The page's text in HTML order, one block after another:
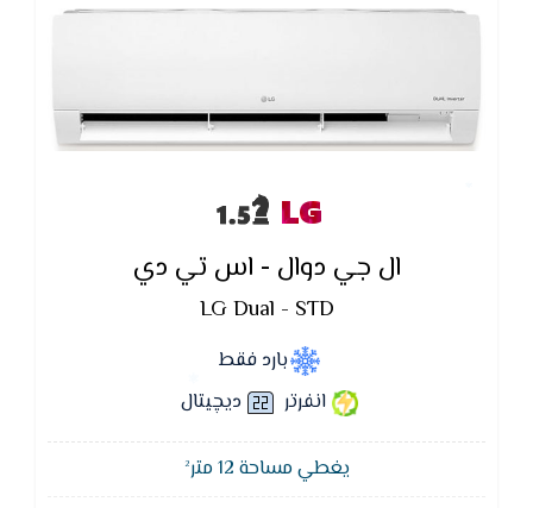
LG
ال جي دوال - اس تي دي
LG Dual - STD
بارد فقط
انفرتر
ديچيتال
يغطي مساحة 12 متر²